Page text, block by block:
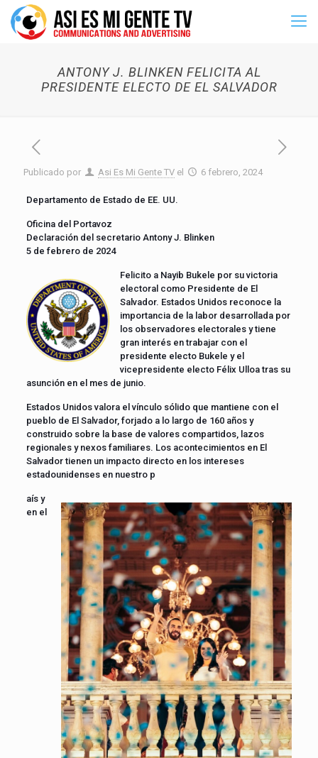
ANTONY J. BLINKEN FELICITA AL
PRESIDENTE ELECTO DE EL SALVADOR
Publicado por Asi Es Mi Gente TV el 6 febrero, 2024
Departamento de Estado de EE. UU.
Oficina del Portavoz
Declaración del secretario Antony J. Blinken
5 de febrero de 2024
Felicito a Nayib Bukele por su victoria
electoral como Presidente de El
Salvador. Estados Unidos reconoce la
importancia de la labor desarrollada por
los observadores electorales y tiene
gran interés en trabajar con el
presidente electo Bukele y el
vicepresidente electo Félix Ulloa tras su
asunción en el mes de junio.
Estados Unidos valora el vínculo sólido que mantiene con el
pueblo de El Salvador, forjado a lo largo de 160 años y
construido sobre la base de valores compartidos, lazos
regionales y nexos familiares. Los acontecimientos en El
Salvador tienen un impacto directo en los intereses
estadounidenses en nuestro p
aís y
en el